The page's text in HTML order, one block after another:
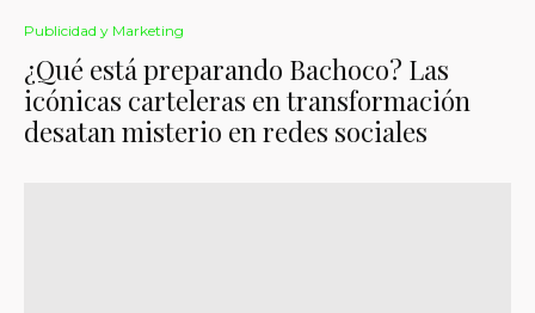
Publicidad y Marketing
¿Qué está preparando Bachoco? Las
icónicas carteleras en transformación
desatan misterio en redes sociales